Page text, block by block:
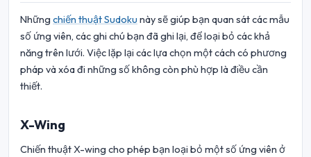
Những chiến thuật Sudoku này sẽ giúp bạn quan sát các mẫu
số ứng viên, các ghi chú bạn đã ghi lại, để loại bỏ các khả
năng trên lưới. Việc lặp lại các lựa chọn một cách có phương
pháp và xóa đi những số không còn phù hợp là điều cần
thiết.
X-Wing
Chiến thuật X-wing cho phép bạn loại bỏ một số ứng viên ở